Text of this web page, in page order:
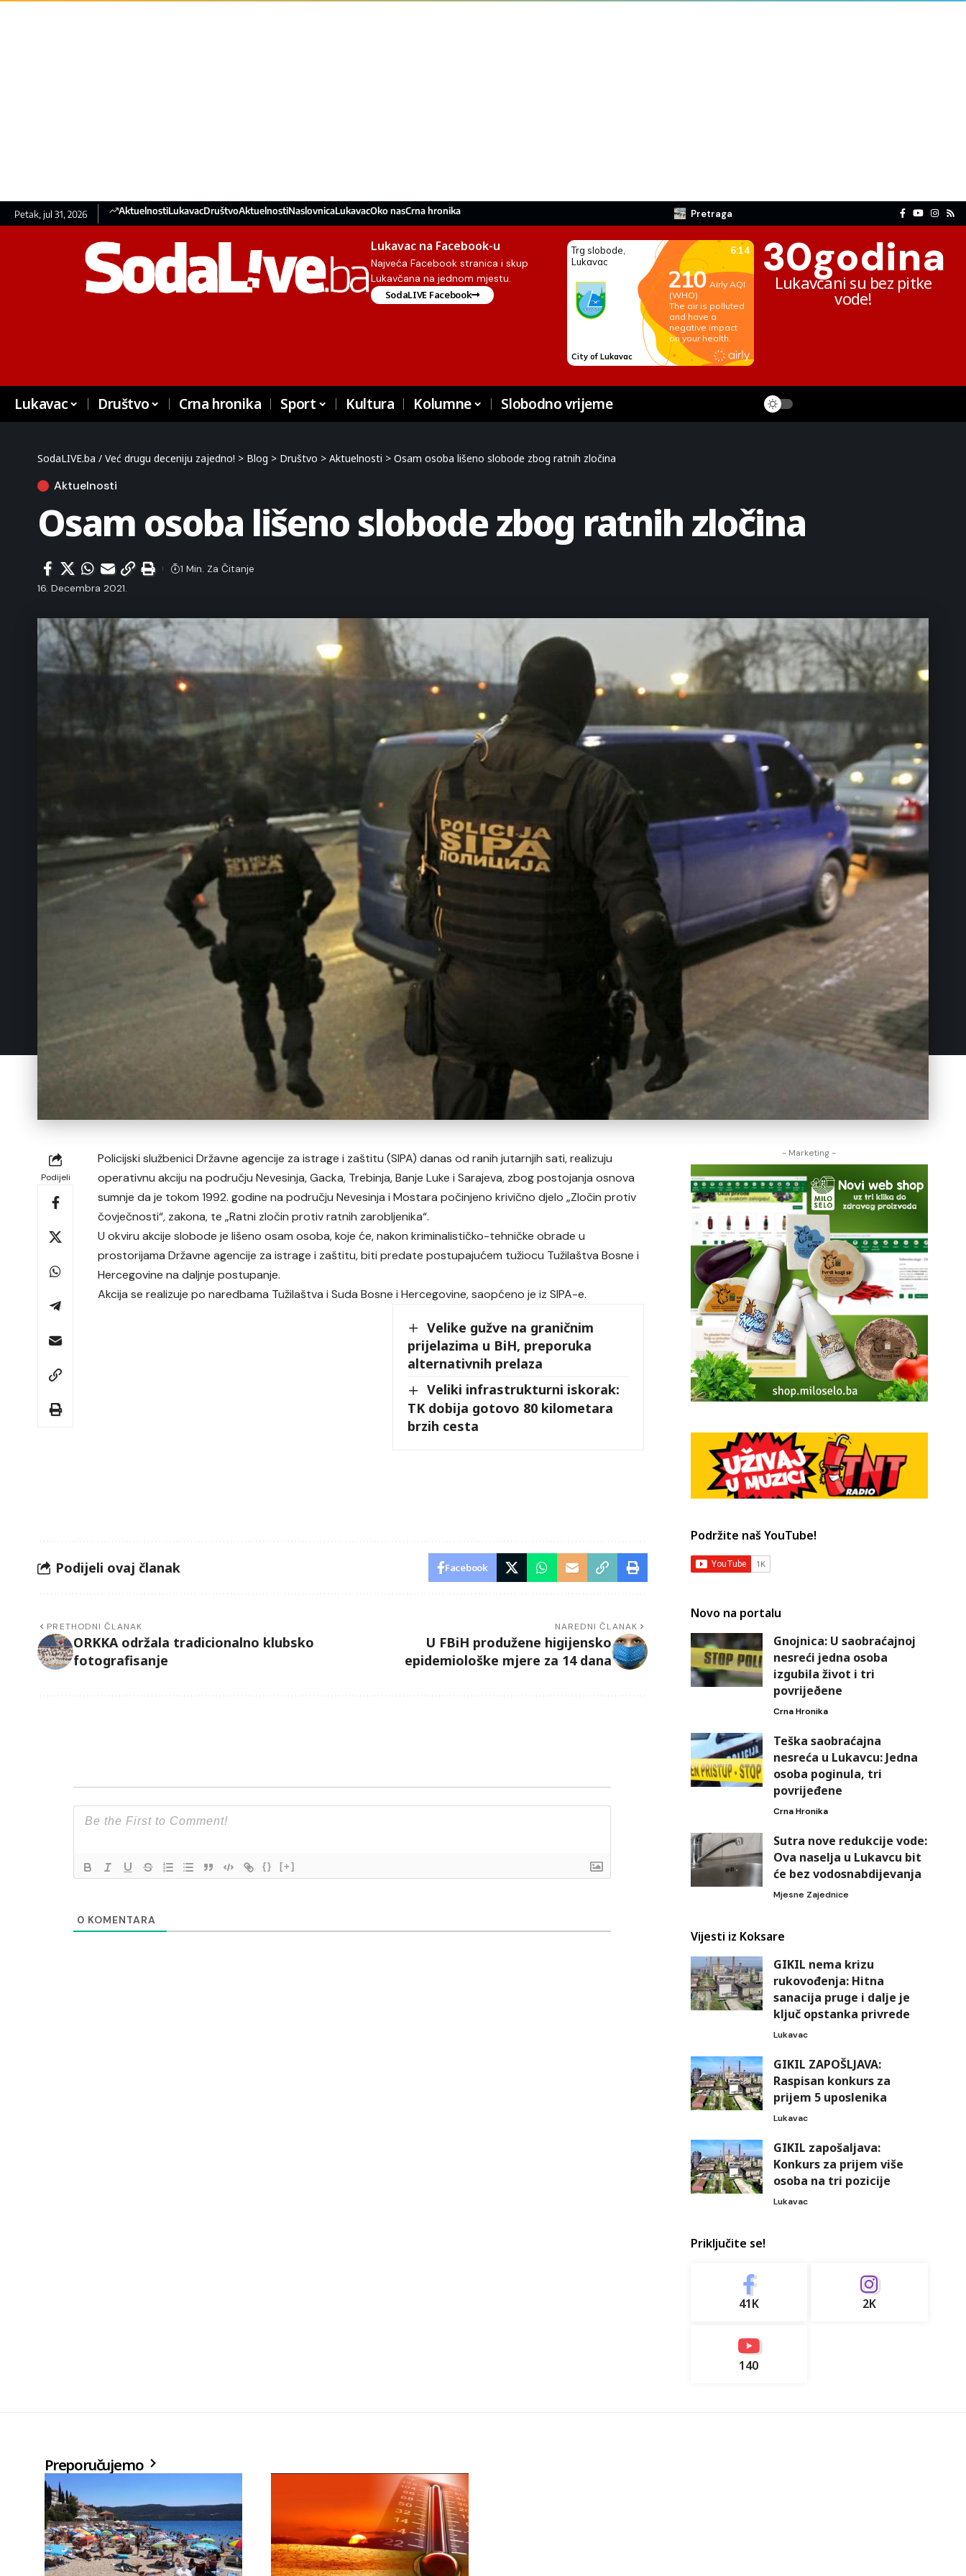
Petak, jul 31, 2026 AktuelnostiLukavacDruštvoAktuelnostiNaslovnicaLukavacOko nasCrna hronika Pretraga
Lukavac na Facebook-u
Najveća Facebook stranica i skup
Lukavčana na jednom mjestu.
SodaLIVE Facebook
30godina
Lukavčani su bez pitke
vode!
Lukavac Društvo Crna hronika Sport Kultura Kolumne Slobodno vrijeme
SodaLIVE.ba / Već drugu deceniju zajedno! > Blog > Društvo > Aktuelnosti > Osam osoba lišeno slobode zbog ratnih zločina
Aktuelnosti
Osam osoba lišeno slobode zbog ratnih zločina
16. Decembra 2021.
1 Min. Za Čitanje
Podijeli
Policijski službenici Državne agencije za istrage i zaštitu (SIPA) danas od ranih jutarnjih sati, realizuju
operativnu akciju na području Nevesinja, Gacka, Trebinja, Banje Luke i Sarajeva, zbog postojanja osnova
sumnje da je tokom 1992. godine na području Nevesinja i Mostara počinjeno krivično djelo „Zločin protiv
čovječnosti“, zakona, te „Ratni zločin protiv ratnih zarobljenika“.
U okviru akcije slobode je lišeno osam osoba, koje će, nakon kriminalističko-tehničke obrade u
prostorijama Državne agencije za istrage i zaštitu, biti predate postupajućem tužiocu Tužilaštva Bosne i
Hercegovine na daljnje postupanje.
Akcija se realizuje po naredbama Tužilaštva i Suda Bosne i Hercegovine, saopćeno je iz SIPA-e.
Velike gužve na graničnim
prijelazima u BiH, preporuka
alternativnih prelaza
Veliki infrastrukturni iskorak:
TK dobija gotovo 80 kilometara
brzih cesta
Podijeli ovaj članak Facebook
PRETHODNI ČLANAK
ORKKA održala tradicionalno klubsko
fotografisanje
NAREDNI ČLANAK
U FBiH produžene higijensko
epidemiološke mjere za 14 dana
{} [+]
0 KOMENTARA
- Marketing -
Podržite naš YouTube!
Novo na portalu
Gnojnica: U saobraćajnoj
nesreći jedna osoba
izgubila život i tri
povrijeðene
Crna Hronika
Teška saobraćajna
nesreća u Lukavcu: Jedna
osoba poginula, tri
povrijeđene
Crna Hronika
Sutra nove redukcije vode:
Ova naselja u Lukavcu bit
će bez vodosnabdijevanja
Mjesne Zajednice
Vijesti iz Koksare
GIKIL nema krizu
rukovođenja: Hitna
sanacija pruge i dalje je
ključ opstanka privrede
Lukavac
GIKIL ZAPOŠLJAVA:
Raspisan konkurs za
prijem 5 uposlenika
Lukavac
GIKIL zapošaljava:
Konkurs za prijem više
osoba na tri pozicije
Lukavac
Priključite se!
41K 2K
140
Preporučujemo